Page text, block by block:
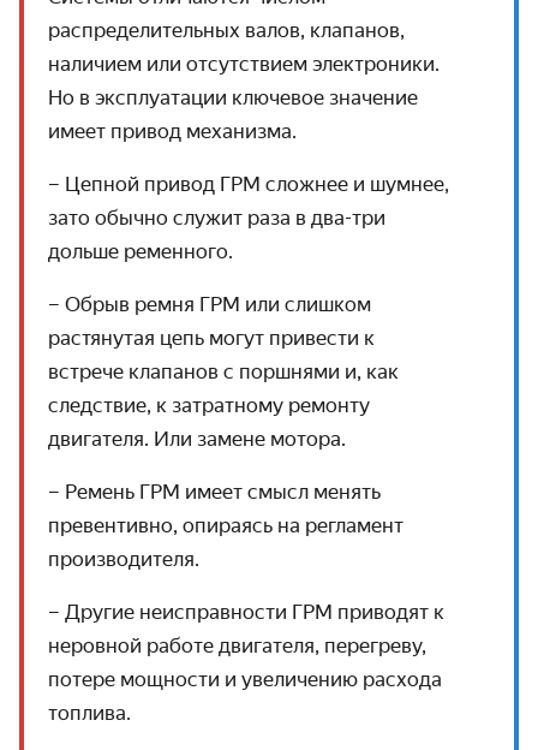
распределительных валов, клапанов,
наличием или отсутствием электроники.
Но в эксплуатации ключевое значение
имеет привод механизма.
– Цепной привод ГРМ сложнее и шумнее,
зато обычно служит раза в два-три
дольше ременного.
– Обрыв ремня ГРМ или слишком
растянутая цепь могут привести к
встрече клапанов с поршнями и, как
следствие, к затратному ремонту
двигателя. Или замене мотора.
– Ремень ГРМ имеет смысл менять
превентивно, опираясь на регламент
производителя.
– Другие неисправности ГРМ приводят к
неровной работе двигателя, перегреву,
потере мощности и увеличению расхода
топлива.